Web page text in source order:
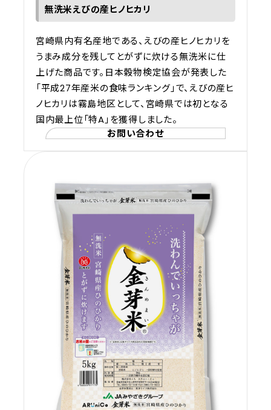
無洗米えびの産ヒノヒカリ
宮崎県内有名産地である、えびの産ヒノヒカリを
うまみ成分を残してとがずに炊ける無洗米に仕
上げた商品です。日本穀物検定協会が発表した
「平成27年産米の食味ランキング」で、えびの産ヒ
ノヒカリは霧島地区として、宮崎県では初となる
国内最上位「特A」を獲得しました。
お問い合わせ